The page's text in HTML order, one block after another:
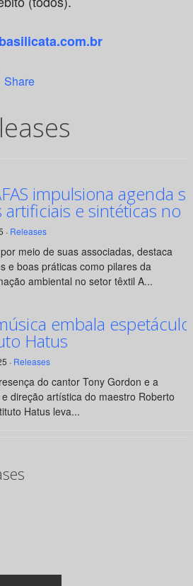
Share
impulsiona agenda
artificiais e sintéticas no
· Releases
meio de suas associadas, destaca
e boas práticas como pilares da
ambiental no setor têxtil A...
embala
Hatus
· Releases
do cantor Tony Gordon e a
direção artística do maestro Roberto
Hatus leva...